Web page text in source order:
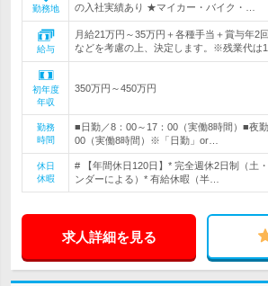
勤務地
の入社実績あり ★マイカー・バイク・…
給与
月給21万円～35万円＋各種手当＋賞与年2
などを考慮の上、決定します。※残業代は
初年度
年収
350万円～450万円
勤務
時間
■日勤／8：00～17：00（実働8時間）■夜
00（実働8時間）※「日勤」or…
休日
休暇
# 【年間休日120日】* 完全週休2日制（土
ンダーによる）* 有給休暇（半…
求人詳細を見る